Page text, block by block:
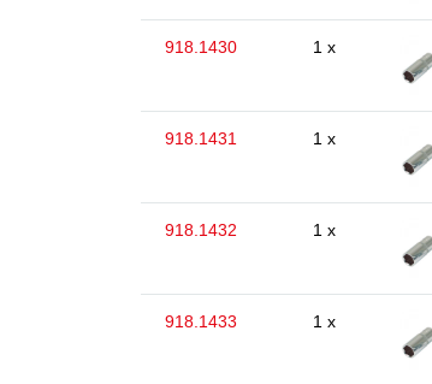
918.1430 1 x
918.1431 1 x
918.1432 1 x
918.1433 1 x